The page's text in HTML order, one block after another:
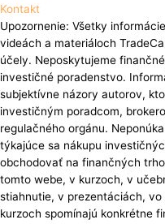
Kontakt
Upozornenie: Všetky
videách a materiáloch
účely. Neposkytujeme
investičné poradenstvo.
subjektívne názory autorov,
investičným poradcom,
regulačného orgánu.
týkajúce sa nákupu
obchodovať na finančných
tomto webe, v kurzoch, v
stiahnutie, v prezentáciách,
kurzoch spomínajú konkrétne